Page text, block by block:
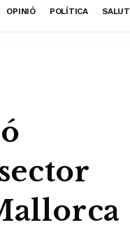
OPINIÓ POLÍTICA SALUT